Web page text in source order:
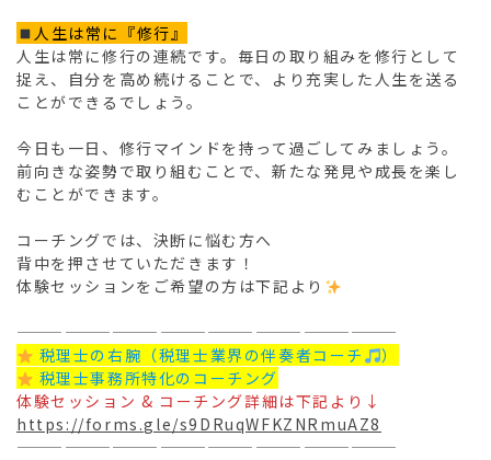
人生は常に『修行』
人生は常に修行の連続です。毎日の取り組みを修行として
捉え、自分を高め続けることで、より充実した人生を送る
ことができるでしょう。
今日も一日、修行マインドを持って過ごしてみましょう。
前向きな姿勢で取り組むことで、新たな発見や成長を楽し
むことができます。
コーチングでは、決断に悩む方へ
背中を押させていただきます！
体験セッションをご希望の方は下記より
————————————————————————
税理士の右腕（税理士業界の伴奏者コーチ
）
税理士事務所特化のコーチング
体験セッション & コーチング詳細は下記より↓
https://forms.gle/s9DRuqWFKZNRmuAZ8
————————————————————————